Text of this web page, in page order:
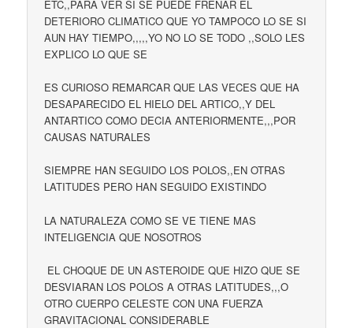
ETC,,PARA VER SI SE PUEDE FRENAR EL
DETERIORO CLIMATICO QUE YO TAMPOCO LO SE SI
AUN HAY TIEMPO,,,,,YO NO LO SE TODO ,,SOLO LES
EXPLICO LO QUE SE
ES CURIOSO REMARCAR QUE LAS VECES QUE HA
DESAPARECIDO EL HIELO DEL ARTICO,,Y DEL
ANTARTICO COMO DECIA ANTERIORMENTE,,,POR
CAUSAS NATURALES
SIEMPRE HAN SEGUIDO LOS POLOS,,EN OTRAS
LATITUDES PERO HAN SEGUIDO EXISTINDO
LA NATURALEZA COMO SE VE TIENE MAS
INTELIGENCIA QUE NOSOTROS
EL CHOQUE DE UN ASTEROIDE QUE HIZO QUE SE
DESVIARAN LOS POLOS A OTRAS LATITUDES,,,O
OTRO CUERPO CELESTE CON UNA FUERZA
GRAVITACIONAL CONSIDERABLE